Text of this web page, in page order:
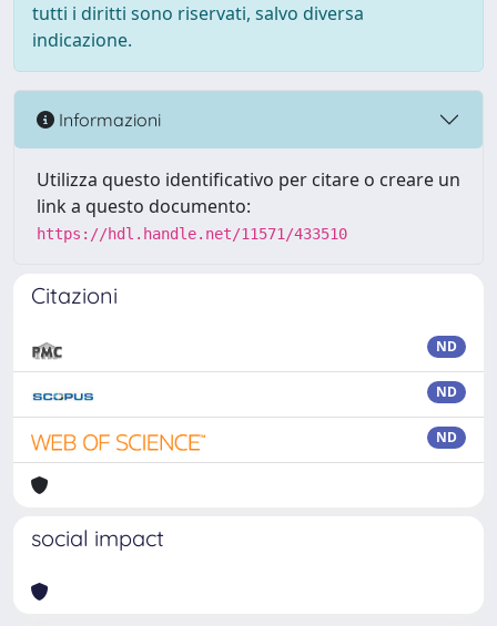
tutti i diritti sono riservati, salvo diversa
indicazione.
Informazioni
Utilizza questo identificativo per citare o creare un
link a questo documento:
https://hdl.handle.net/11571/433510
Citazioni
ND
ND
ND
social impact